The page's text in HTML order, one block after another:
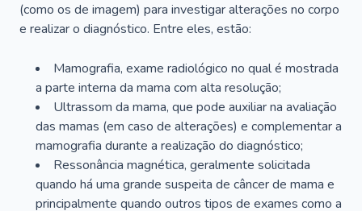
(como os de imagem) para investigar alterações no corpo
e realizar o diagnóstico. Entre eles, estão:
Mamografia, exame radiológico no qual é mostrada
a parte interna da mama com alta resolução;
Ultrassom da mama, que pode auxiliar na avaliação
das mamas (em caso de alterações) e complementar a
mamografia durante a realização do diagnóstico;
Ressonância magnética, geralmente solicitada
quando há uma grande suspeita de câncer de mama e
principalmente quando outros tipos de exames como a